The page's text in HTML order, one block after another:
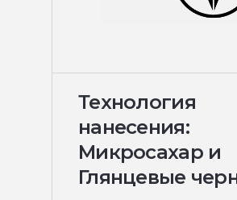
Технология
нанесения:
Микросахар и
Глянцевые